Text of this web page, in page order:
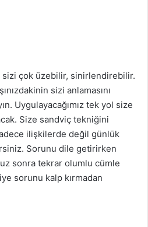
sizi çok üzebilir, sinirlendirebilir.
sizi anlamasını
Uygulayacağımız tek yol size
Size sandviç tekniğini
ilişkilerde değil günlük
Sorunu dile getirirken
sonra tekrar olumlu cümle
sorunu kalp kırmadan